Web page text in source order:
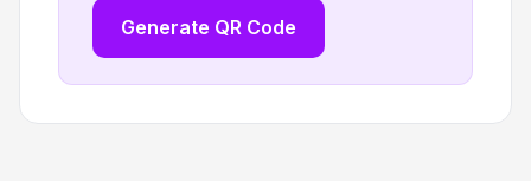
Generate QR Code